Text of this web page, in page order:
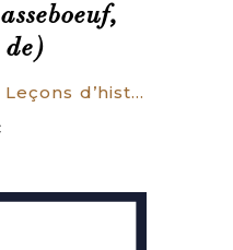
de)
La Loi Naturelle – Leçons d’histoire.